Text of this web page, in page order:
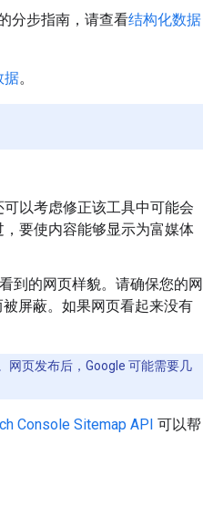
分步指南，请查看结构化数据
据。
以考虑修正该工具中可能会
要使内容能够显示为富媒体
到的网页样貌。请确保您的网
屏蔽。如果网页看起来没有
网页发布后，Google 可能需要几
Console Sitemap API 可以帮